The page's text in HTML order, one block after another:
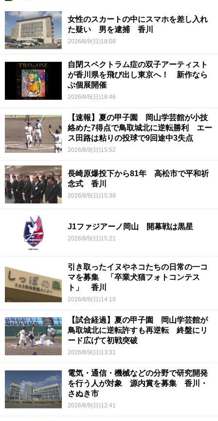
女性のスカートの中にスマホを差し入れ
た疑い 男を逮捕 香川
2026/8/9(日)18:08
自閉スペクトラム症の双子アーティスト
が香川県を飛び出し東京へ！ 新作なら
ぶ個展開催
2026/8/9(日)16:46
【速報】夏の甲子園 岡山学芸館が小技
絡めた7得点で鳥取城北に逆転勝利 エー
ス田路は粘りの投球で9回途中3失点
2026/8/9(日)15:52
長崎原爆投下から81年 高松市で平和祈
念式 香川
2026/8/9(日)15:38
J1ファジアーノ岡山 開幕戦は黒星
2026/8/9(日)15:21
引き取ったイヌやネコたちの日常の一コ
マを募集 「卒業犬猫フォトコンテス
ト」 香川
2026/8/9(日)14:10
【試合経過】夏の甲子園 岡山学芸館が
鳥取城北に逆転許すも再逆転 終盤にリ
ード広げて初戦突破
2026/8/9(日)13:31
電気・通信・機械などの分野で研究開発
を行う人が対象 源内賞を募集 香川・
さぬき市
2026/8/9(日)12:41